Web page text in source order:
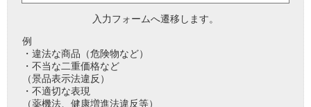
入力フォームへ遷移します。
例
・違法な商品（危険物など）
・不当な二重価格など
（景品表示法違反）
・不適切な表現
（薬機法、健康増進法違反等）